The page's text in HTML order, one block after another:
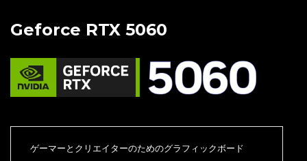
Geforce RTX 5060
ゲーマーとクリエイターのためのグラフィックボード